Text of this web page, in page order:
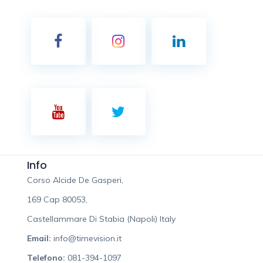
Info
Corso Alcide De Gasperi,
169 Cap 80053,
Castellammare Di Stabia (Napoli) Italy
Email: info@timevision.it
Telefono: 081-394-1097